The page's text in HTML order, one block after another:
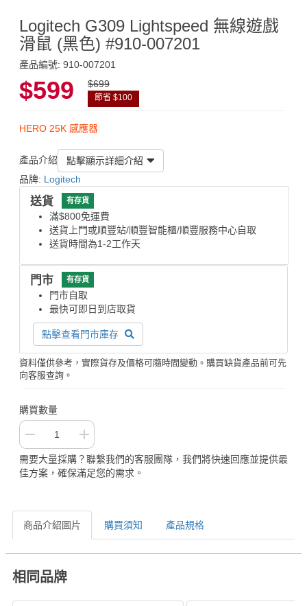
Logitech G309 Lightspeed 無線遊戲
滑鼠 (黑色) #910-007201
產品編號: 910-007201
$599 $699
節省 $100
HERO 25K 感應器
產品介紹
點擊顯示詳細介紹
品牌: Logitech
送貨 有存貨
滿$800免運費
送貨上門或順豐站/順豐智能櫃/順豐服務中心自取
送貨時間為1-2工作天
門市 有存貨
門市自取
最快可即日到店取貨
點擊查看門市庫存
資料僅供參考，實際貨存及價格可隨時間變動。購買缺貨產品前可先
向客服查詢。
購買數量
需要大量採購？聯繫我們的客服團隊，我們將快速回應並提供最
佳方案，確保滿足您的需求。
商品介紹圖片 購買須知 產品規格
相同品牌